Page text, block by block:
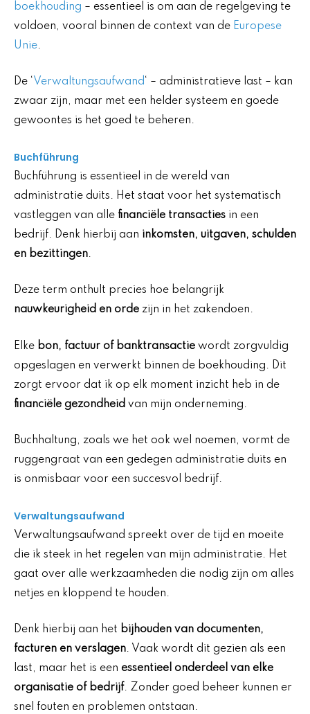
boekhouding – essentieel is om aan de regelgeving te
voldoen, vooral binnen de context van de Europese
Unie.
De ‘ Verwaltungsaufwand ‘ – administratieve last – kan
zwaar zijn, maar met een helder systeem en goede
gewoontes is het goed te beheren.
Buchführung
Buchführung is essentieel in de wereld van
administratie duits. Het staat voor het systematisch
vastleggen van alle financiële transacties in een
bedrijf. Denk hierbij aan inkomsten, uitgaven, schulden
en bezittingen.
Deze term onthult precies hoe belangrijk
nauwkeurigheid en orde zijn in het zakendoen.
Elke bon, factuur of banktransactie wordt zorgvuldig
opgeslagen en verwerkt binnen de boekhouding. Dit
zorgt ervoor dat ik op elk moment inzicht heb in de
financiële gezondheid van mijn onderneming.
Buchhaltung, zoals we het ook wel noemen, vormt de
ruggengraat van een gedegen administratie duits en
is onmisbaar voor een succesvol bedrijf.
Verwaltungsaufwand
Verwaltungsaufwand spreekt over de tijd en moeite
die ik steek in het regelen van mijn administratie. Het
gaat over alle werkzaamheden die nodig zijn om alles
netjes en kloppend te houden.
Denk hierbij aan het bijhouden van documenten,
facturen en verslagen. Vaak wordt dit gezien als een
last, maar het is een essentieel onderdeel van elke
organisatie of bedrijf. Zonder goed beheer kunnen er
snel fouten en problemen ontstaan.